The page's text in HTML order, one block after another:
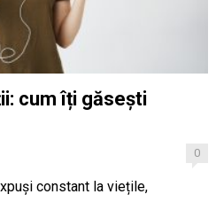
cum îți găsești
0
constant la viețile,